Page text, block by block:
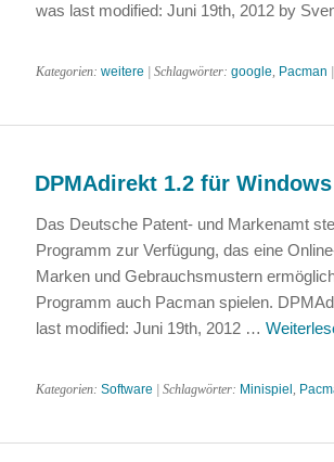
was last modified: Juni 19th, 2012 by
Kategorien: weitere | Schlagwörter: google, Pacman
DPMAdirekt 1.2 für Windows
Das Deutsche Patent- und Markenamt
Programm zur Verfügung, das eine
Marken und Gebrauchsmustern
Programm auch Pacman spielen.
last modified: Juni 19th, 2012 …
Kategorien: Software | Schlagwörter: Minispiel ,